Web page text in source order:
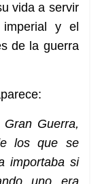
vida a servir
y el
de la guerra
Guerra,
los que se
importaba si